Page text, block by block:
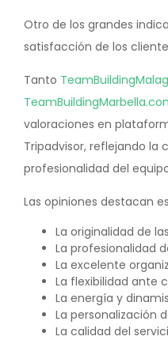
Otro de los grandes
satisfacción de los
Tanto
valoraciones en
Tripadvisor, reflejando la
profesionalidad del
Las opiniones destacan
La originalidad de
La profesionalidad
La excelente
La flexibilidad ante
La energía y
La personalización
La calidad del